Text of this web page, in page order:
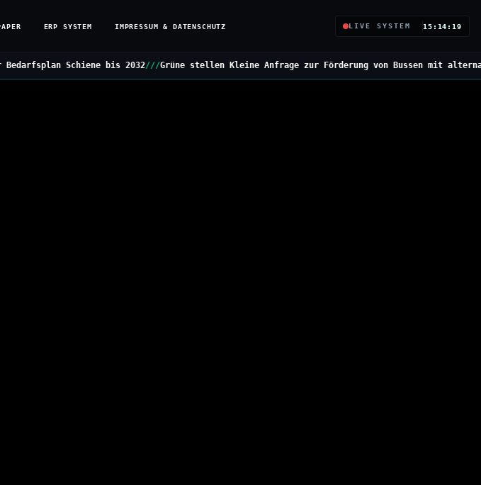
ERP SYSTEM IMPRESSUM & DATENSCHUTZ LIVE SYSTEM 15:14:20
2032///Grüne stellen Kleine Anfrage zur Förderung von Bussen mit alternativen Antrieben///